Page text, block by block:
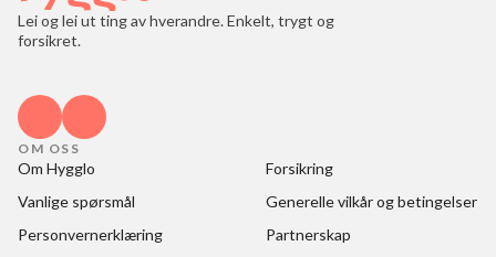
Lei og lei ut ting av hverandre. Enkelt, trygt og
forsikret.
OM OSS
Om Hygglo
Forsikring
Vanlige spørsmål
Generelle vilkår og betingelser
Personvernerklæring
Partnerskap